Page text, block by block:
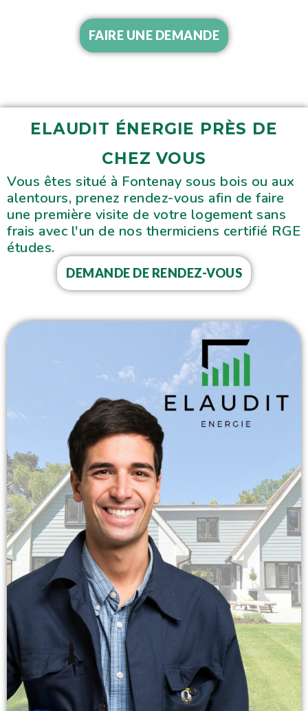
FAIRE UNE DEMANDE
ELAUDIT ÉNERGIE PRÈS DE
CHEZ VOUS
Vous êtes situé à Fontenay sous bois ou aux
alentours, prenez rendez-vous afin de faire
une première visite de votre logement sans
frais avec l'un de nos thermiciens certifié RGE
études.
DEMANDE DE RENDEZ-VOUS